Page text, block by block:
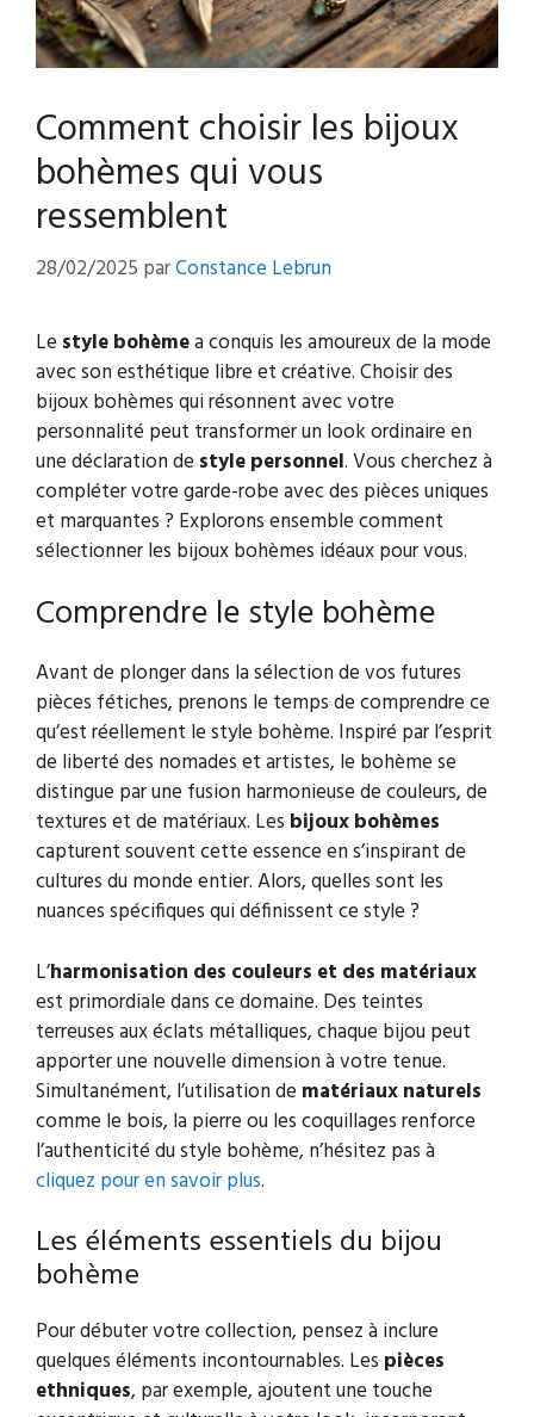
Comment choisir les bijoux
bohèmes qui vous
ressemblent
28/02/2025 parConstance Lebrun
Le style bohèmea conquis les amoureux de la mode
avec son esthétique libre et créative. Choisir des
bijoux bohèmes qui résonnent avec votre
personnalité peut transformer un look ordinaire en
une déclaration de style personnel. Vous cherchez à
compléter votre garde-robe avec des pièces uniques
et marquantes ? Explorons ensemble comment
sélectionner les bijoux bohèmes idéaux pour vous.
Comprendre le style bohème
Avant de plonger dans la sélection de vos futures
pièces fétiches, prenons le temps de comprendre ce
qu’est réellement le style bohème. Inspiré par l’esprit
de liberté des nomades et artistes, le bohème se
distingue par une fusion harmonieuse de couleurs, de
textures et de matériaux. Les bijoux bohèmes
capturent souvent cette essence en s’inspirant de
cultures du monde entier. Alors, quelles sont les
nuances spécifiques qui définissent ce style ?
L’harmonisation des couleurs et des matériaux
est primordiale dans ce domaine. Des teintes
terreuses aux éclats métalliques, chaque bijou peut
apporter une nouvelle dimension à votre tenue.
Simultanément, l’utilisation de matériaux naturels
comme le bois, la pierre ou les coquillages renforce
l’authenticité du style bohème, n’hésitez pas à
cliquez pour en savoir plus.
Les éléments essentiels du bijou
bohème
Pour débuter votre collection, pensez à inclure
quelques éléments incontournables. Les pièces
ethniques, par exemple, ajoutent une touche